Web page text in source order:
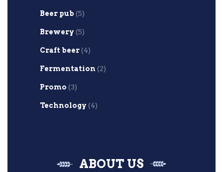
Beer pub (5)
Brewery (5)
Craft beer(4)
Fermentation (2)
Promo (3)
Technology (4)
ABOUT US